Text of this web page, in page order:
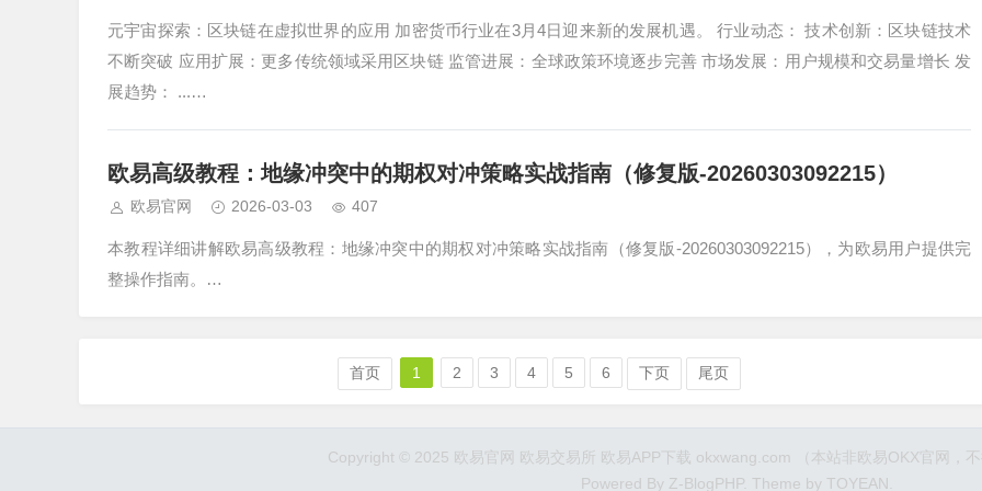
元宇宙探索：区块链在虚拟世界的应用 加密货币行业在3月4日迎来新的发展机遇。 行业动态： 技术创新：区块链技术
不断突破 应用扩展：更多传统领域采用区块链 监管进展：全球政策环境逐步完善 市场发展：用户规模和交易量增长 发
展趋势： ...…
欧易高级教程：地缘冲突中的期权对冲策略实战指南（修复版-20260303092215）
欧易官网 2026-03-03 407
本教程详细讲解欧易高级教程：地缘冲突中的期权对冲策略实战指南（修复版-20260303092215），为欧易用户提供完
整操作指南。…
首页 1 2 3 4 5 6 下页 尾页
Copyright © 2025 欧易官网 欧易交易所 欧易APP下载 okxwang.com （本站非欧易OKX官网，不
Powered By Z-BlogPHP. Theme by TOYEAN